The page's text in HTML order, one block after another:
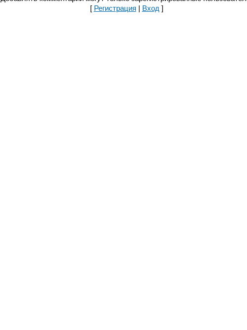
[ Регистрация Вход ]